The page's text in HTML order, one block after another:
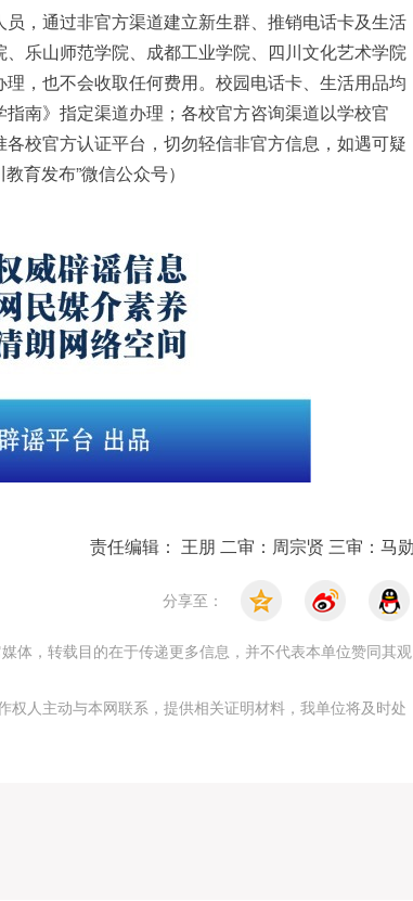
，通过非官方渠道建立新生群、推销电话卡及生活
乐山师范学院、成都工业学院、四川文化艺术学院
，也不会收取任何费用。校园电话卡、生活用品均
南》指定渠道办理；各校官方咨询渠道以学校官
校官方认证平台，切勿轻信非官方信息，如遇可疑
育发布”微信公众号）
责任编辑： 王朋 二审：周宗贤 三审：马
分享至：
体，转载目的在于传递更多信息，并不代表本单位赞同其观
人主动与本网联系，提供相关证明材料，我单位将及时处